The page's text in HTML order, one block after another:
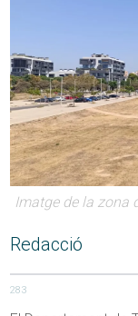
Imatge de la zona
Redacció
283